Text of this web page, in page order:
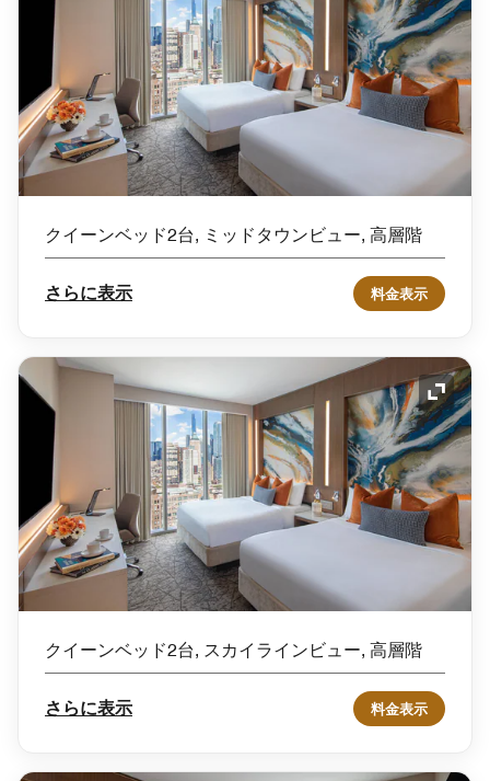
クイーンベッド2台, ミッドタウンビュー, 高層階
さらに表示 料金表示
アイ
クイーンベッド2台, スカイラインビュー, 高層階
さらに表示 料金表示